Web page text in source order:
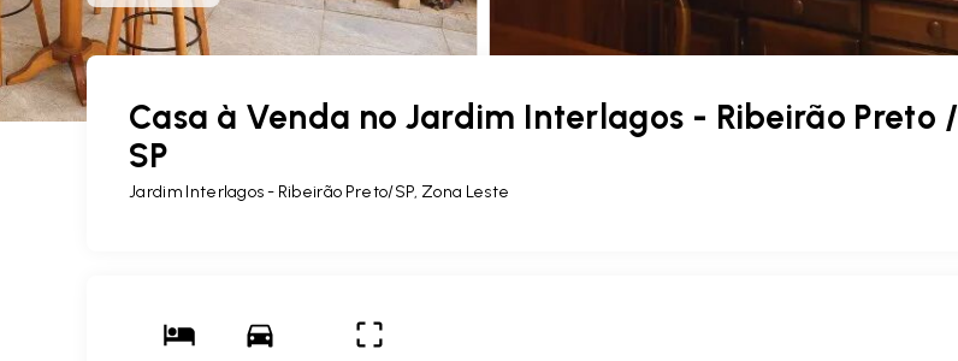
Casa à Venda no Jardim Interlagos - Ribeirão Preto /
SP
Jardim Interlagos - Ribeirão Preto/SP, Zona Leste